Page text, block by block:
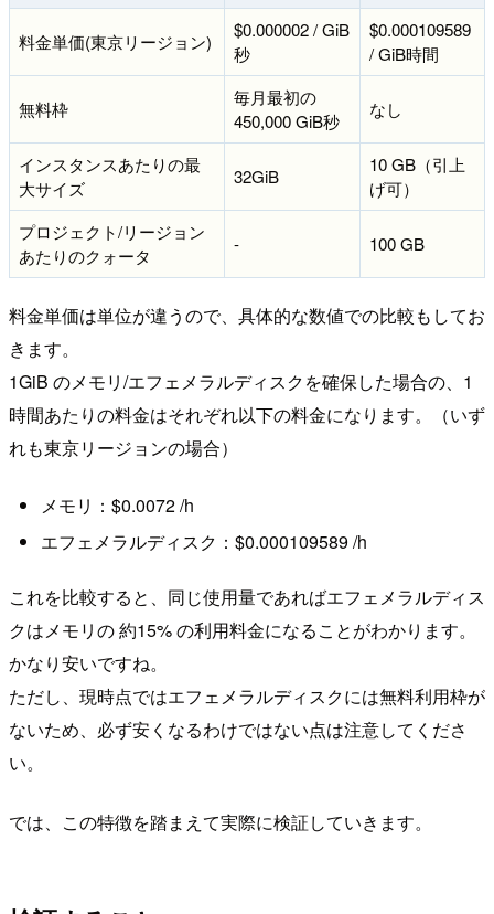
料金単価(東京リージョン)
$0.000002 / GiB
秒
$0.000109589
/ GiB時間
無料枠
毎月最初の
450,000 GiB秒
なし
インスタンスあたりの最
大サイズ
32GiB
10 GB（引上
げ可）
プロジェクト/リージョン
あたりのクォータ
- 100 GB
料金単価は単位が違うので、具体的な数値での比較もしてお
きます。
1GiB のメモリ/エフェメラルディスクを確保した場合の、1
時間あたりの料金はそれぞれ以下の料金になります。（いず
れも東京リージョンの場合）
メモリ：$0.0072 /h
エフェメラルディスク：$0.000109589 /h
これを比較すると、同じ使用量であればエフェメラルディス
クはメモリの 約15% の利用料金になることがわかります。
かなり安いですね。
ただし、現時点ではエフェメラルディスクには無料利用枠が
ないため、必ず安くなるわけではない点は注意してくださ
い。
では、この特徴を踏まえて実際に検証していきます。